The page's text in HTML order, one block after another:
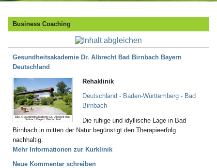
Business Coaching
Gesundheitsakademie Dr. Albrecht Bad Birnbach Bayern
Deutschland
Bild: Gesundheitsakademie Dr. Albrecht Bad
Birnbach Bayern Deutschland
Rehaklinik
Deutschland - Baden-Württemberg - Bad
Birnbach
Die ruhige und idyllische Lage in Bad
Birnbach in mitten der Natur begünstigt den Therapieerfolg
nachhaltig.
Mehr Informationen zur Kurklinik
Neue Kommentar schreiben